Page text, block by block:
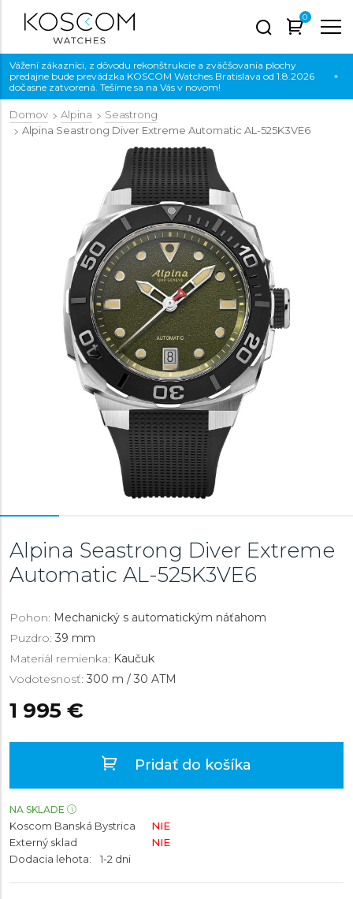
0
Vážení zákazníci, z dôvodu rekonštrukcie a zväčšovania plochy
predajne bude prevádzka KOSCOM Watches Bratislava od 1.8.2026
dočasne zatvorená. Tešíme sa na Vás v novom!
×
Domov Alpina
Seastrong
Alpina Seastrong Diver Extreme Automatic AL-525K3VE6
Alpina Seastrong Diver Extreme
Automatic AL-525K3VE6
Pohon: Mechanický s automatickým náťahom
Puzdro: 39 mm
Materiál remienka: Kaučuk
Vodotesnosť: 300 m / 30 ATM
1 995 €
Pridať do košíka
NA SKLADE
Koscom Banská Bystrica
NIE
Externý sklad
NIE
Dodacia lehota:
1-2 dni